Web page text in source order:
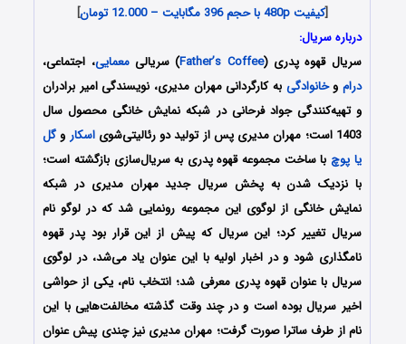
[کیفیت 480p با حجم 396 مگابایت – 12.000 تومان
]
درباره سریال:
سریال قهوه پدری (Father’s Coffee) سریالیمعمایی، اجتماعی،
درام وخانوادگی به کارگردانی مهران مدیری، نویسندگی امیر برادران
و تهیه‌کنندگی جواد فرحانی در شبکه نمایش خانگی محصول سال
1403 است؛ مهران مدیری پس از تولید دو رئالیتی‌شوی
اسکار و گل
یا پوچبا ساخت مجموعه قهوه پدری به سریال‌‌سازی بازگشته است؛
با نزدیک شدن به پخش سریال جدید مهران مدیری در شبکه
نمایش خانگی از لوگوی این مجموعه رونمایی شد که در لوگو نام
سریال تغییر کرد؛ این سریال که پیش از این قرار بود پدر قهوه
نامگذاری شود و در اخبار اولیه با این عنوان یاد می‌شد، در لوگوی
سریال با عنوان قهوه پدری معرفی شد؛ انتخاب نام، یکی از حواشی
اخیر سریال بوده است و در چند وقت گذشته مخالفت‌هایی با این
نام از طرف ساترا صورت گرفت؛ مهران مدیری نیز چندی پیش عنوان